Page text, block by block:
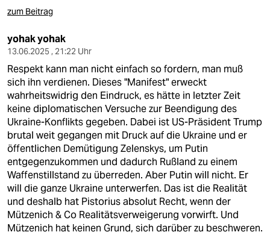
zum Beitrag
yohak yohak
13.06.2025 , 21:22 Uhr
Respekt kann man nicht einfach so fordern, man muß
sich ihn verdienen. Dieses "Manifest" erweckt
wahrheitswidrig den Eindruck, es hätte in letzter Zeit
keine diplomatischen Versuche zur Beendigung des
Ukraine-Konflikts gegeben. Dabei ist US-Präsident Trump
brutal weit gegangen mit Druck auf die Ukraine und er
öffentlichen Demütigung Zelenskys, um Putin
entgegenzukommen und dadurch Rußland zu einem
Waffenstillstand zu überreden. Aber Putin will nicht. Er
will die ganze Ukraine unterwerfen. Das ist die Realität
und deshalb hat Pistorius absolut Recht, wenn der
Mützenich & Co Realitätsverweigerung vorwirft. Und
Mützenich hat keinen Grund, sich darüber zu beschweren.